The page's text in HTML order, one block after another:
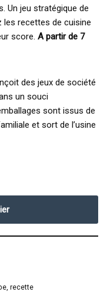
Un jeu stratégique de
recettes de cuisine
score. A partir de 7
des jeux de société
un souci
sont issus de
et sort de l’usine
recette